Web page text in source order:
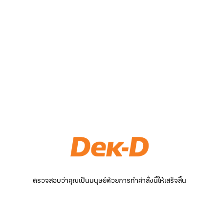
ตรวจสอบว่าคุณเป็นมนุษย์ด้วยการทำคำสั่งนี้ให้เสร็จสิ้น